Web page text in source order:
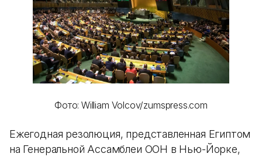
Фото: William Volcov/zumspress.com
Ежегодная резолюция, представленная Египтом
на Генеральной Ассамблеи ООН в Нью-Йорке,